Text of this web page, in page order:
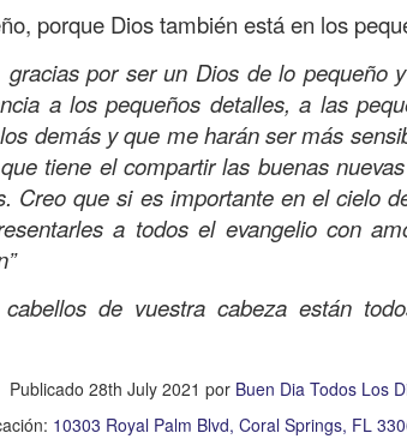
porque Dios también está en los
gracias por ser un Dios de lo pequeño
a los pequeños detalles, a las
demás y que me harán ser más
tiene el compartir las buenas
Creo que si es importante en el cielo
a todos el evangelio con
de vuestra cabeza están
Publicado 28th July 2021 por Buen Dia Todos Los
10303 Royal Palm Blvd, Coral Springs, FL
Publicado
Buen Dia Todos Los Dias
10303 Royal Palm Blvd, Coral Springs, FL
devocional ESPÍRITU SANTO iglesia IGLESIA VIDA
juan c quintero pastor pastor quintero vida
Añadir un comentario
Buenos Samaritanos